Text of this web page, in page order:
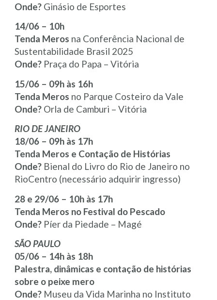
Onde? Ginásio de Esportes
14/06 – 10h
Tenda Meros na Conferência Nacional de
Sustentabilidade Brasil 2025
Onde? Praça do Papa – Vitória
15/06 – 09h às 16h
Tenda Meros no Parque Costeiro da Vale
Onde? Orla de Camburi – Vitória
RIO DE JANEIRO
18/06 – 09h às 17h
Tenda Meros e Contação de Histórias
Onde? Bienal do Livro do Rio de Janeiro no
RioCentro (necessário adquirir ingresso)
28 e 29/06 – 10h às 17h
Tenda Meros no Festival do Pescado
Onde? Píer da Piedade – Magé
SÃO PAULO
05/06 – 14h às 18h
Palestra, dinâmicas e contação de histórias
sobre o peixe mero
Onde? Museu da Vida Marinha no Instituto